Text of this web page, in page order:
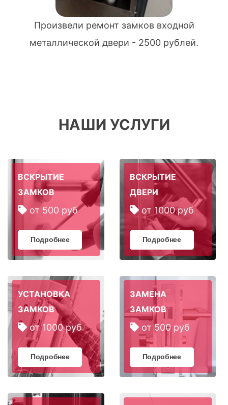
Произвели ремонт замков входной
металлической двери - 2500 рублей.
НАШИ УСЛУГИ
ВСКРЫТИЕ
ЗАМКОВ
от 500 руб
Подробнее
ВСКРЫТИЕ
ДВЕРИ
от 1000 руб
Подробнее
УСТАНОВКА
ЗАМКОВ
от 1000 руб
Подробнее
ЗАМЕНА
ЗАМКОВ
от 500 руб
Подробнее